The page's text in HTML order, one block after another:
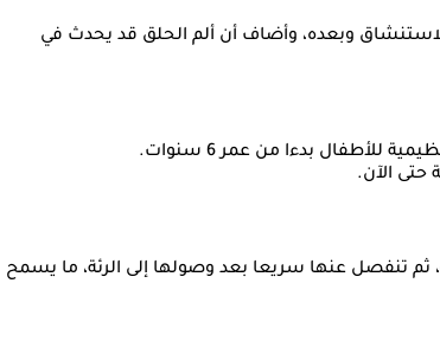
بشرب الماء قبل الاستنشاق وبعده، وأضاف أن ألم الحلق قد يحدث في
حتى الآن.
ثم تنفصل عنها سريعا بعد وصولها إلى الرئة، ما يسمح